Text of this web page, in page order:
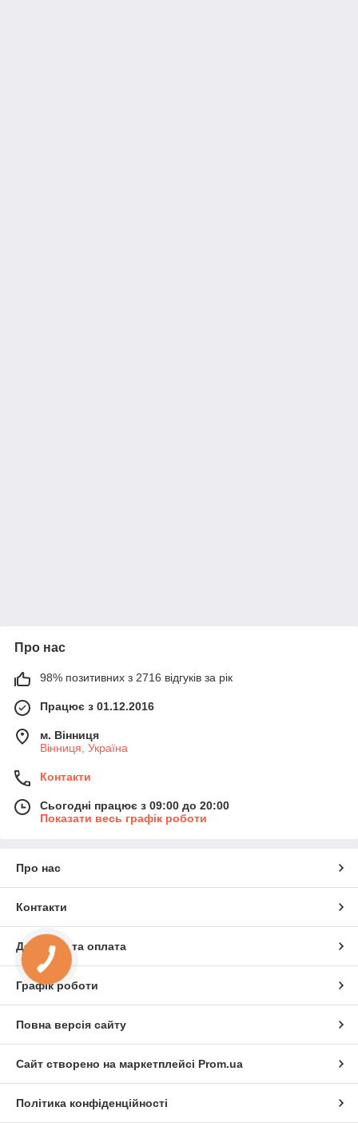
Про нас
98% позитивних з 2716 відгуків за рік
Працює з 01.12.2016
м. Вінниця
Вінниця, Україна
Контакти
Сьогодні працює з 09:00 до 20:00
Показати весь графік роботи
Про нас
Контакти
Доставка та оплата
Графік роботи
Повна версія сайту
Сайт створено на маркетплейсі Prom.ua
Політика конфіденційності